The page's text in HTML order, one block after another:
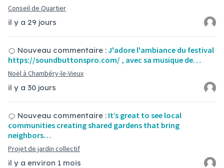
il y a 29 jours
Conseil de Quartier
il y a 30 jours
Nouveau commentaire :J'adore l'ambiance du festival
https://soundbuttonspro.com/ , avec sa musique de…
Noël à Chambéry-le-Vieux
il y a environ 1 mois
Nouveau commentaire : It’s great to see local
communities creating shared gardens that bring
neighbors…
Projet de jardin collectif